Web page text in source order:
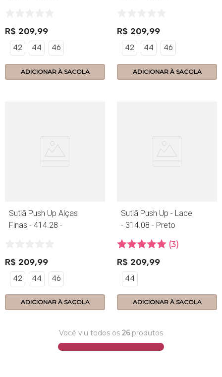
R$ 209,99
42 44 46
ADICIONAR À SACOLA
R$ 209,99
42 44 46
ADICIONAR À SACOLA
Sutiã Push Up Alças
Finas - 414.28 -
R$ 209,99
42 44 46
ADICIONAR À SACOLA
Sutiã Push Up - Lace
- 314.08 - Preto
3
R$ 209,99
44
ADICIONAR À SACOLA
Você viu todos os 26produtos